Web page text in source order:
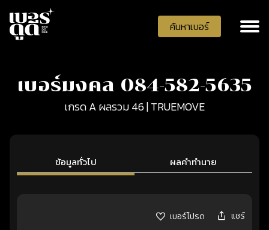
ค้นหาเบอร์
เบอร์มงคล 084-582-5635
เกรด A ผลรวม 46 | TRUEMOVE
ข้อมูลทั่วไป ผลคำทำนาย
เบอร์โปรด แชร์